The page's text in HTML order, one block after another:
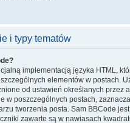
i typy tematów
implementacją języka HTML,
elementów w postach.
od ustawień określanych przez
w poszczególnych postach,
tworzenia posta. Sam BBCode
zawarte są w nawiasach